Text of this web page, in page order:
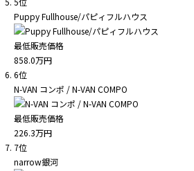
Puppy Fullhouse/パピィフルハウス
最低販売価格
858.0万円
6位
N-VAN コンポ / N-VAN COMPO
最低販売価格
226.3万円
7位
narrow銀河